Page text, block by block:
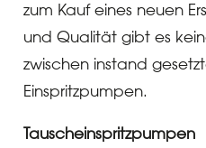
zum Kauf eines neuen
und Qualität gibt es
zwischen instand
Einspritzpumpen.
Tauscheinspritzpumpen